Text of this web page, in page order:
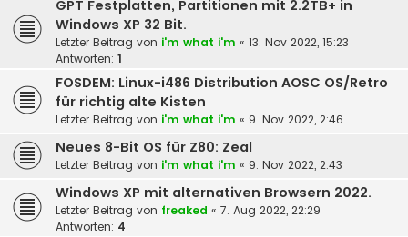
GPT Festplatten, Partitionen mit 2.2TB+ in
Windows XP 32 Bit.
Letzter Beitrag von i'm what i'm « 13. Nov 2022, 15:23
Antworten: 1
FOSDEM: Linux-i486 Distribution AOSC OS/Retro
für richtig alte Kisten
Letzter Beitrag von i'm what i'm « 9. Nov 2022, 2:46
Neues 8-Bit OS für Z80: Zeal
Letzter Beitrag von i'm what i'm « 9. Nov 2022, 2:43
Windows XP mit alternativen Browsern 2022.
Letzter Beitrag von freaked « 7. Aug 2022, 22:29
Antworten: 4